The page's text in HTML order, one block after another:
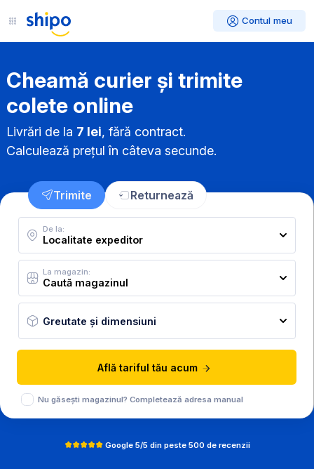
Contul meu
Cheamă curier și trimite
colete online
Livrări de la 7 lei, fără contract.
Calculează prețul în câteva secunde.
Trimite Returnează
De la:
La magazin:
Greutate și dimensiuni
Află tariful tău acum
Nu găsești magazinul? Completează adresa manual
Google 5/5 din peste 500 de recenzii